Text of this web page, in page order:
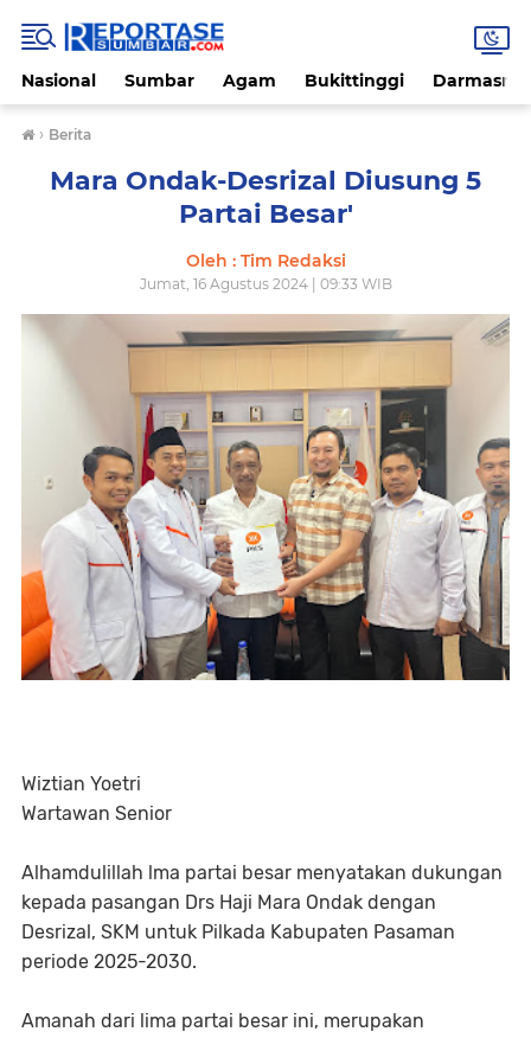
Nasional Sumbar Agam Bukittinggi
› Berita
Mara Ondak-Desrizal Diusung 5
Partai Besar'
Oleh : Tim Redaksi
Jumat, 16 Agustus 2024 | 09:33 WIB
Wiztian Yoetri
Wartawan Senior
Alhamdulillah lma partai besar menyatakan dukungan
kepada pasangan Drs Haji Mara Ondak dengan
Desrizal, SKM untuk Pilkada Kabupaten Pasaman
periode 2025-2030.
Amanah dari lima partai besar ini, merupakan